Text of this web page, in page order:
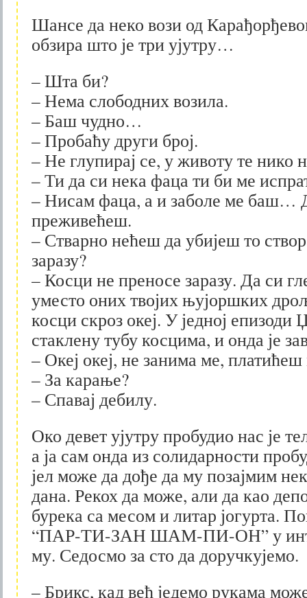
Шансе да неко вози од
обзира што је три ујутру…
– Шта би?
– Нема слободних возила.
– Баш чудно…
– Пробаћу други број.
– Не глупирај се, у животу те нико
– Ти да си нека фаца ти би ме
– Нисам фаца, а и заболе ме баш…
преживећеш.
– Стварно нећеш да убијеш то
заразу?
– Косци не преносе заразу. Да си
уместо оних твојих њујоршких
косци скроз океј. У једној епизоди
стаклену тубу косцима, и онда је
– Океј океј, не занима ме,
– За карање?
– Спавај дебилу.
Око девет ујутру пробудио нас је
а ја сам онда из солидарности
јел може да дође да му позајмим
дана. Рекох да може, али да као
бурека са месом и литар јогурта.
“ПАР-ТИ-ЗАН ШАМ-ПИ-ОН” у
му. Седосмо за сто да доручкујемо.
– Брикс, кад већ једемо рукама